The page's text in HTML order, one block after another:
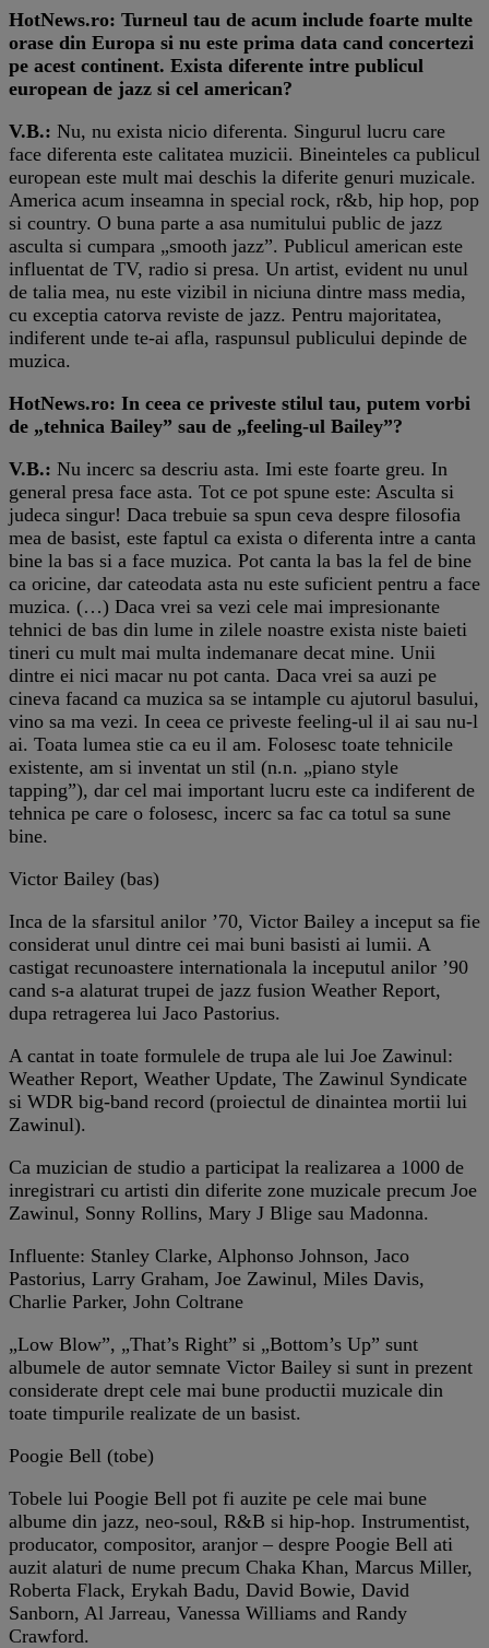
HotNews.ro: Turneul tau de acum include foarte multe
orase din Europa si nu este prima data cand concertezi
pe acest continent. Exista diferente intre publicul
european de jazz si cel american?
V.B.: Nu, nu exista nicio diferenta. Singurul lucru care
face diferenta este calitatea muzicii. Bineinteles ca publicul
european este mult mai deschis la diferite genuri muzicale.
America acum inseamna in special rock, r&b, hip hop, pop
si country. O buna parte a asa numitului public de jazz
asculta si cumpara „smooth jazz”. Publicul american este
influentat de TV, radio si presa. Un artist, evident nu unul
de talia mea, nu este vizibil in niciuna dintre mass media,
cu exceptia catorva reviste de jazz. Pentru majoritatea,
indiferent unde te-ai afla, raspunsul publicului depinde de
muzica.
HotNews.ro: In ceea ce priveste stilul tau, putem vorbi
de „tehnica Bailey” sau de „feeling-ul Bailey”?
V.B.: Nu incerc sa descriu asta. Imi este foarte greu. In
general presa face asta. Tot ce pot spune este: Asculta si
judeca singur! Daca trebuie sa spun ceva despre filosofia
mea de basist, este faptul ca exista o diferenta intre a canta
bine la bas si a face muzica. Pot canta la bas la fel de bine
ca oricine, dar cateodata asta nu este suficient pentru a face
muzica. (…) Daca vrei sa vezi cele mai impresionante
tehnici de bas din lume in zilele noastre exista niste baieti
tineri cu mult mai multa indemanare decat mine. Unii
dintre ei nici macar nu pot canta. Daca vrei sa auzi pe
cineva facand ca muzica sa se intample cu ajutorul basului,
vino sa ma vezi. In ceea ce priveste feeling-ul il ai sau nu-l
ai. Toata lumea stie ca eu il am. Folosesc toate tehnicile
existente, am si inventat un stil (n.n. „piano style
tapping”), dar cel mai important lucru este ca indiferent de
tehnica pe care o folosesc, incerc sa fac ca totul sa sune
bine.
Victor Bailey (bas)
Inca de la sfarsitul anilor ’70, Victor Bailey a inceput sa fie
considerat unul dintre cei mai buni basisti ai lumii. A
castigat recunoastere internationala la inceputul anilor ’90
cand s-a alaturat trupei de jazz fusion Weather Report,
dupa retragerea lui Jaco Pastorius.
A cantat in toate formulele de trupa ale lui Joe Zawinul:
Weather Report, Weather Update, The Zawinul Syndicate
si WDR big-band record (proiectul de dinaintea mortii lui
Zawinul).
Ca muzician de studio a participat la realizarea a 1000 de
inregistrari cu artisti din diferite zone muzicale precum Joe
Zawinul, Sonny Rollins, Mary J Blige sau Madonna.
Influente: Stanley Clarke, Alphonso Johnson, Jaco
Pastorius, Larry Graham, Joe Zawinul, Miles Davis,
Charlie Parker, John Coltrane
„Low Blow”, „That’s Right” si „Bottom’s Up” sunt
albumele de autor semnate Victor Bailey si sunt in prezent
considerate drept cele mai bune productii muzicale din
toate timpurile realizate de un basist.
Poogie Bell (tobe)
Tobele lui Poogie Bell pot fi auzite pe cele mai bune
albume din jazz, neo-soul, R&B si hip-hop. Instrumentist,
producator, compositor, aranjor – despre Poogie Bell ati
auzit alaturi de nume precum Chaka Khan, Marcus Miller,
Roberta Flack, Erykah Badu, David Bowie, David
Sanborn, Al Jarreau, Vanessa Williams and Randy
Crawford.